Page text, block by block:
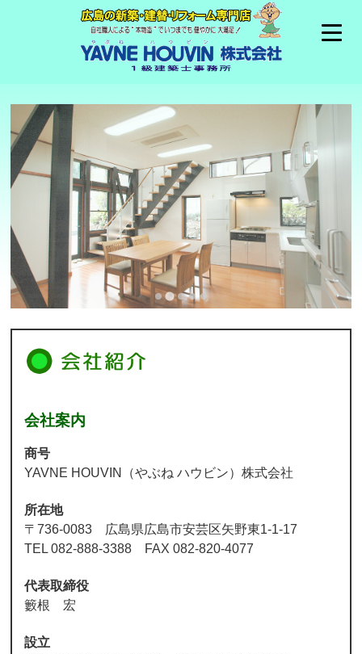
会社案内
商号
YAVNE HOUVIN（やぶね ハウビン）株式会社
所在地
〒736-0083 広島県広島市安芸区矢野東1-1-17
TEL 082-888-3388 FAX 082-820-4077
代表取締役
籔根 宏
設立